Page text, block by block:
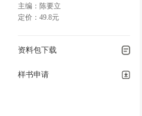
主编：陈要立
定价：49.8元
资料包下载
样书申请